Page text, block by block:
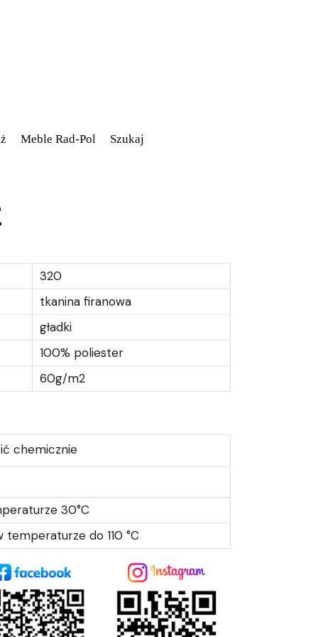
Meble Rad-Pol Szukaj
320
tkanina firanowa
gładki
100% poliester
60g/m2
chemicznie
30°C
temperaturze do 110 °C